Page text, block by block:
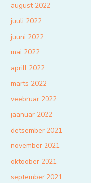
august 2022
juuli 2022
juuni 2022
mai 2022
aprill 2022
märts 2022
veebruar 2022
jaanuar 2022
detsember 2021
november 2021
oktoober 2021
september 2021